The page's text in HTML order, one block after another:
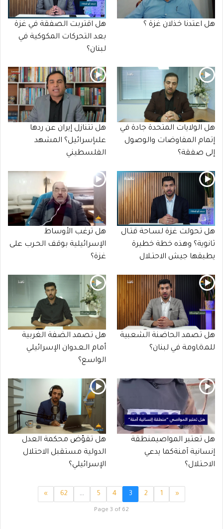
هل اعتدنا خذلان غزة ؟
هل اقتربت الصفقة في غزة
بعد التحركات المكوكية في
لبنان؟
هل الولايات المتحدة جادة في
إتمام المفاوضات والوصول
إلى صفقة؟
هل تتنازل إيران عن ردها
علىإسرائيل؟ المشهد
الفلسطيني
هل تحولت غزة لسـاحة قتـال
ثانوية؟ وهذه خطة خطيرة
يطبقها جيش الاحتـلال
هل ترغب الأوساط
الإسرائيلية بوقف الحـرب على
غزة؟
هل تصمد الحاضنة الشعبية
للمـöـاومة في لبنان؟
هل تصمد الضفة الغربية
أمام الـعـدوان الإسرائيلي
الواسع؟
هل تعتبر المواصيمنطقة
إنسانية آمنةكما يدعي
الاحـتلال؟
هل تقوّض محكمة العدل
الدولية مستقبل الاحتلال
الإسرائيلي؟
«
1
2
3
4
5
…
62
»
Page 3 of 62